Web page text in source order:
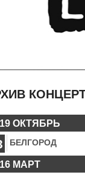
ОКТЯБРЬ
БЕЛГОРОД
МАРТ